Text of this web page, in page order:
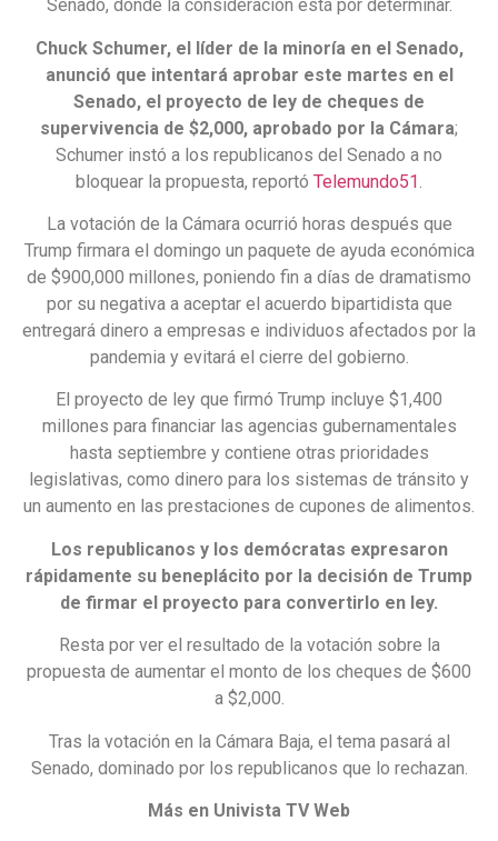
Senado, donde la consideración está por determinar.
Chuck Schumer, el líder de la minoría en el Senado,
anunció que intentará aprobar este martes en el
Senado, el proyecto de ley de cheques de
supervivencia de $2,000, aprobado por la Cámara;
Schumer instó a los republicanos del Senado a no
bloquear la propuesta, reportó Telemundo51
La votación de la Cámara ocurrió horas después que
Trump firmara el domingo un paquete de ayuda económica
de $900,000 millones, poniendo fin a días de dramatismo
por su negativa a aceptar el acuerdo bipartidista que
entregará dinero a empresas e individuos afectados por la
pandemia y evitará el cierre del gobierno.
El proyecto de ley que firmó Trump incluye $1,400
millones para financiar las agencias gubernamentales
hasta septiembre y contiene otras prioridades
legislativas, como dinero para los sistemas de tránsito y
un aumento en las prestaciones de cupones de alimentos.
Los republicanos y los demócratas expresaron
rápidamente su beneplácito por la decisión de Trump
de firmar el proyecto para convertirlo en ley.
Resta por ver el resultado de la votación sobre la
propuesta de aumentar el monto de los cheques de $600
a $2,000.
Tras la votación en la Cámara Baja, el tema pasará al
Senado, dominado por los republicanos que lo rechazan.
Más en Univista TV Web